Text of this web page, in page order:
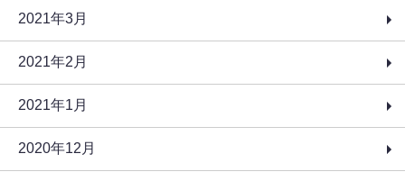
2021年3月
2021年2月
2021年1月
2020年12月